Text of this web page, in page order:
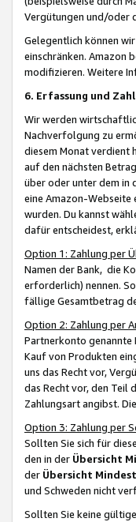
Vergütungen und/oder
Gelegentlich können
einschränken. Amazon
modifizieren. Weitere
6. Erfassung und
Wir werden
Nachverfolgung zu
diesem Monat verdient
auf den nächsten
über oder unter dem in
eine Amazon-Webseite
wurden. Du kannst
dafür entscheidest,
Option 1: Zahlung per
Namen der Bank, die
erforderlich) nennen.
fällige Gesamtbetrag
Option 2: Zahlung per
Partnerkonto genannte
Kauf von Produkten
uns das Recht vor,
das Recht vor, den Teil
Zahlungsart angibst.
Option 3: Zahlung per
Sollten Sie sich für
den in der Übersicht
der Übersicht
und Schweden nicht
Sollten Sie keine